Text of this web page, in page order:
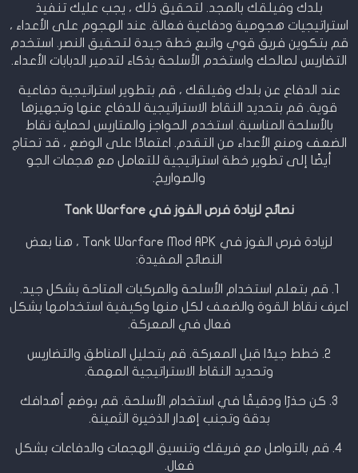
بلدك وفيلقك بالمجد. لتحقيق ذلك ، يجب عليك تنفيذ
استراتيجيات هجومية ودفاعية فعالة. عند الهجوم على الأعداء ،
قم بتكوين فريق قوي واتبع خطة جيدة لتحقيق النصر. استخدم
التضاريس لصالحك واستخدم الأسلحة بذكاء لتدمير الدبابات الأعداء.
عند الدفاع عن بلدك وفيلقك ، قم بتطوير استراتيجية دفاعية
قوية. قم بتحديد النقاط الاستراتيجية للدفاع عنها وتجهيزها
بالأسلحة المناسبة. استخدم الحواجز والمتاريس لحماية نقاط
الضعف ومنع الأعداء من التقدم. اعتمادًا على الوضع ، قد تحتاج
أيضًا إلى تطوير خطة استراتيجية للتعامل مع هجمات الجو
والصواريخ.
نصائح لزيادة فرص الفوز في Tank Warfare
لزيادة فرص الفوز في Tank Warfare Mod APK ، هنا بعض
النصائح المفيدة:
1. قم بتعلم استخدام الأسلحة والمركبات المتاحة بشكل جيد.
اعرف نقاط القوة والضعف لكل منها وكيفية استخدامها بشكل
فعال في المعركة.
2. خطط جيدًا قبل المعركة. قم بتحليل المناطق والتضاريس
وتحديد النقاط الاستراتيجية المهمة.
3. كن حذرًا ودقيقًا في استخدام الأسلحة. قم بوضع أهدافك
بدقة وتجنب إهدار الذخيرة الثمينة.
4. قم بالتواصل مع فريقك وتنسيق الهجمات والدفاعات بشكل
فعال.